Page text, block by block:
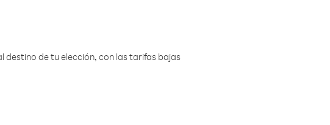
destino de tu elección, con las tarifas bajas